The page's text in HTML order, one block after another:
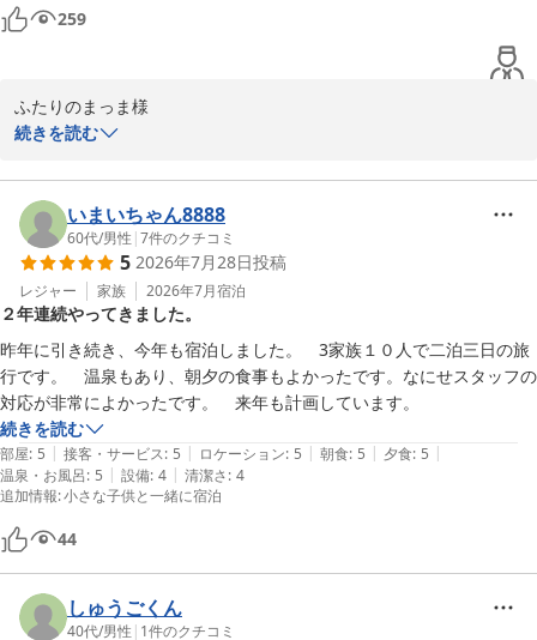
食事は、お部屋食できるお部屋にしたので名産のものをゆっくり食べる
夜は貸切風呂がサービスでかりることができたので
子どもが騒いでも人目を気にすることなく過ごせたのでよかったです。
ReFaのドライヤーや、シャンプーなど揃っていて
次ドライヤー買うならReFaがいいな〜と思っちゃいました🤭🤭
建物は古さもありながらも綺麗ですし、
何よりロケーションがこれからの時期最高だと思います。
ありがとうございました。
259
ふたりのまっま様
うございました。また、大変励みになる温かいお言葉をたくさん頂
戴し、スタッフ一同感激しております。
スタッフがお子様とたくさんおしゃべりをさせていただいたとのこ
と、私どもにとっても大変微笑ましく、楽しい時間を共有させてい
ただけたことに感謝しております。「気持ちよく過ごせた」とのお
言葉は、スタッフ一同何よりの励みになります。
目の前の海や砂浜で、お子様が大変お喜びになったとのこと、私ど
もも大変嬉しく拝読いたしました。小さなエビとの微笑ましいエピ
ソードからは、初夏の美しい自然を存分に満喫していただけた様子
が伝わってまいり、自然豊かな海辺ならではの、楽しい思い出の1
ページになりましたら幸いです。
また、お部屋食や貸切風呂のサービスで、周りを気にせずゆっくり
お楽しみいただけたとのこと、本当に良かったです。小さなお子様
連れの旅は何かと気を使うことも多いかと存じますが、当館でリラ
ックスしてお過ごしいただけたことを、何より嬉しく思います。
続きを読む
いまいちゃん8888
60代/男性 |7件のクチコミ
5 2026年7月28日投稿
レジャー 家族 2026年7月宿泊
２年連続やってきました。
昨年に引き続き、今年も宿泊しました。　3家族１０人で二泊三日の旅
行です。　温泉もあり、朝夕の食事もよかったです。なにせスタッフの
続きを読む
部屋: 5 | 接客・サービス: 5 | ロケーション: 5 | 朝食: 5 | 夕食: 5 |
温泉・お風呂: 5 | 設備: 4 | 清潔さ: 4
追加情報:小さな子供と一緒に宿泊
44
しゅうごくん
40代/男性 | 1件のクチコミ